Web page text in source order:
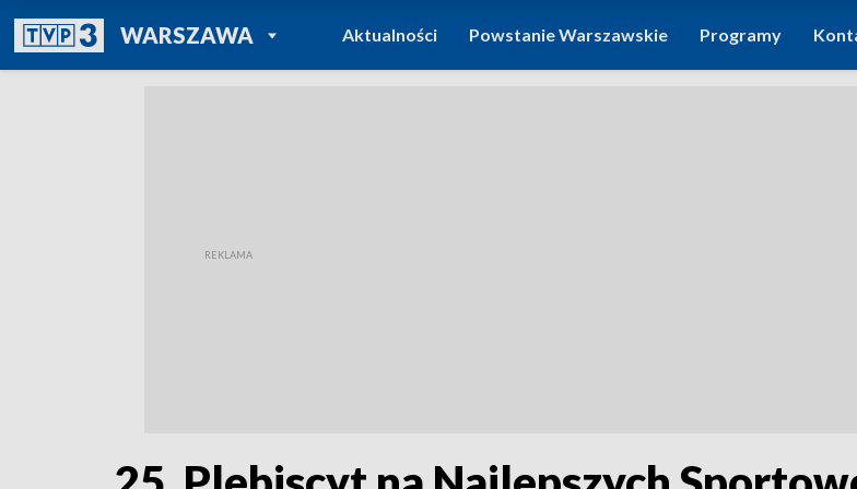
WARSZAWAPOWRÓT DO
TVP REGIONY
Aktualności Powstanie Warszawskie Programy